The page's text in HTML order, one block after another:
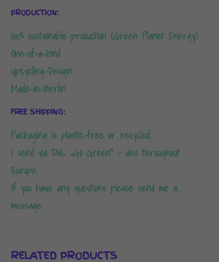
PRODUCTION:
100% sustainable production (Green Planet Energy)
One-of-a-kind
Upcycling-Design
Made-in-Berlin
FREE SHIPPING:
Packaging is plastic-free or recycled.
I send via DHL „Go Green“ – also throughout
Europe.
If you have any questions please send me a
message.
RELATED PRODUCTS